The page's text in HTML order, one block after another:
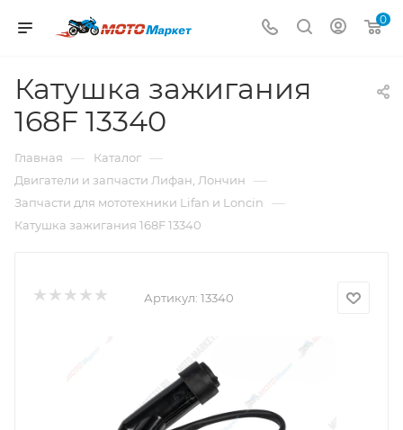
0
Катушка зажигания
168F 13340
Главная — Каталог —
Двигатели и запчасти Лифан, Лончин —
Запчасти для мототехники Lifan и Loncin —
Катушка зажигания 168F 13340
Артикул: 13340